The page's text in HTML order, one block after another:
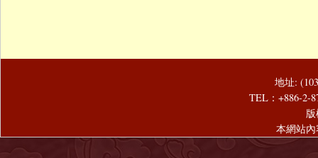
地址:
TEL：+886-2-
本網站